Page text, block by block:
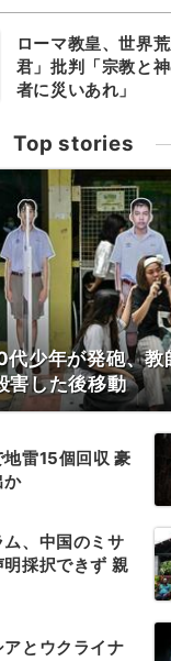
ローマ教皇、世界
君」批判「宗教と
者に災いあれ」
Top stories
代少年が発砲、
害した後移動
雷15個回収 豪
か
、中国のミサ
採択できず 親
とウクライナ